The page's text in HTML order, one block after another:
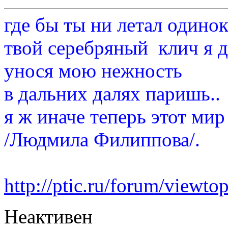
где бы ты ни летал
твой серебряный клич
унося мою нежность
в дальних далях паришь..
я ж иначе теперь этот
/Людмила Филиппова/.
http://ptic.ru/forum/
Неактивен